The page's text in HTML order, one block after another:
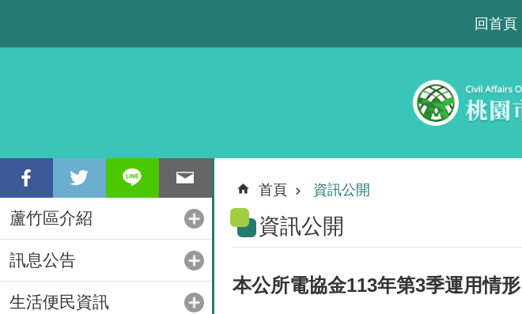
回首頁
蘆竹區介紹
訊息公告
生活便民資訊
首頁 資訊公開
資訊公開
本公所電協金113年第3季運用情形